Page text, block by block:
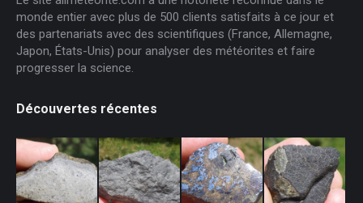
monde entier avec plus de 500 clients satisfaits à ce jour et
des partenariats avec des scientifiques (France, Allemagne,
Japon, États-Unis) pour analyser des météorites et faire
progresser la science.
Découvertes récentes